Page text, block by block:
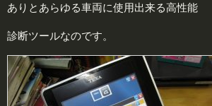
ありとあらゆる車両に使用出来る高性能
診断ツールなのです。